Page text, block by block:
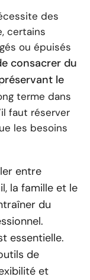
des
certains
ou épuisés
consacrer du
le
terme dans
faut réserver
les besoins
entre
la famille et le
du
essentielle.
de
et